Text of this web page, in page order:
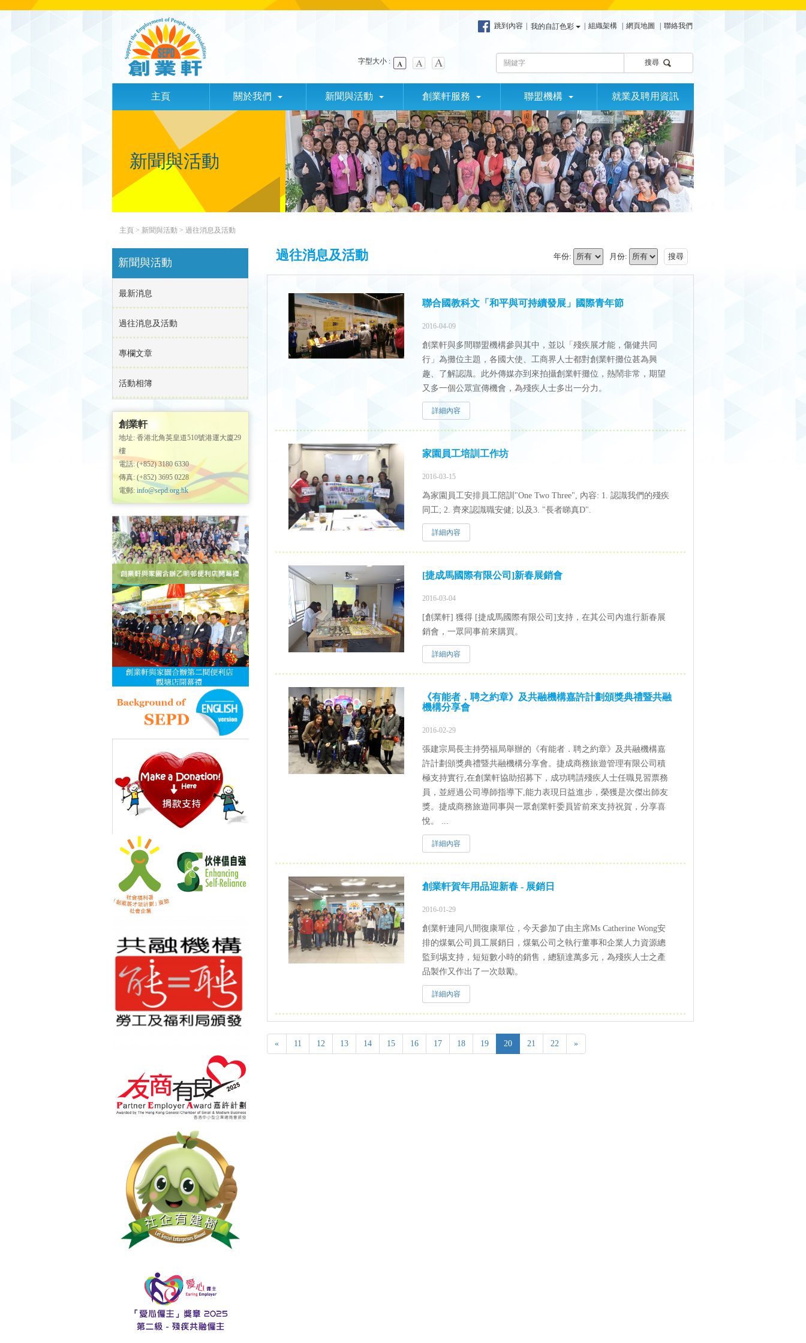
跳到內容 | 我的自訂色彩 | 組織架構 | 網頁地圖 | 聯絡我們
字型大小 : 搜尋
主頁 關於我們 新聞與活動 創業軒服務 聯盟機構 就業及聘用資訊
新聞與活動
主頁 > 新聞與活動 > 過往消息及活動
新聞與活動
最新消息
過往消息及活動
專欄文章
活動相簿
創業軒
地址: 香港北角英皇道510號港運大廈29
樓
電話: (+852) 3180 6330
傳真: (+852) 3695 0228
電郵: info@sepd.org.hk
過往消息及活動 搜尋
月份:
年份:
聯合國教科文「和平與可持續發展」國際青年節
2016-04-09
創業軒與多間聯盟機構參與其中，並以「殘疾展才能，傷健共同
行」為攤位主題，各國大使、工商界人士都對創業軒攤位甚為興
趣、了解認識。此外傳媒亦到來拍攝創業軒攤位，熱鬧非常，期望
又多一個公眾宣傳機會，為殘疾人士多出一分力。
詳細內容
家園員工培訓工作坊
2016-03-15
為家園員工安排員工陪訓"One Two Three", 內容: 1. 認識我們的殘疾
同工; 2. 齊來認識職安健; 以及3. "長者睇真D".
詳細內容
[捷成馬國際有限公司]新春展銷會
2016-03-04
[創業軒] 獲得 [捷成馬國際有限公司]支持，在其公司內進行新春展
銷會，一眾同事前來購買。
詳細內容
《有能者．聘之約章》及共融機構嘉許計劃頒獎典禮暨共融
機構分享會
2016-02-29
張建宗局長主持勞福局舉辦的《有能者．聘之約章》及共融機構嘉
許計劃頒獎典禮暨共融機構分享會。捷成商務旅遊管理有限公司積
極支持實行,在創業軒協助招募下，成功聘請殘疾人士任職見習票務
員，並經過公司導師指導下,能力表現日益進步，榮獲是次傑出師友
獎。捷成商務旅遊同事與一眾創業軒委員皆前來支持祝賀，分享喜
悅。 ...
詳細內容
創業軒賀年用品迎新春 - 展銷日
2016-01-29
創業軒連同八間復康單位，今天參加了由主席Ms Catherine Wong安
排的煤氣公司員工展銷日，煤氣公司之執行董事和企業人力資源總
監到埸支持，短短數小時的銷售，總額達萬多元，為殘疾人士之產
品製作又作出了一次鼓勵。
詳細內容
« 11 12 13 14 15 16 17 18 19 20 21 22 »